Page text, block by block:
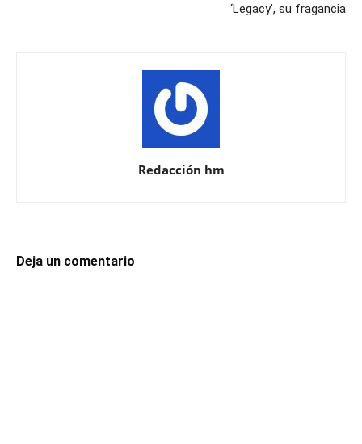
‘Legacy’, su fragancia
Redacción hm
Deja un comentario